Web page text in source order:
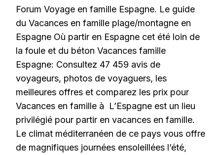
Forum Voyage en famille Espagne. Le guide
du Vacances en famille plage/montagne en
Espagne Où partir en Espagne cet été loin de
la foule et du béton Vacances famille
Espagne: Consultez 47 459 avis de
voyageurs, photos de voyaguers, les
meilleures offres et comparez les prix pour
Vacances en famille à L’Espagne est un lieu
privilégié pour partir en vacances en famille.
Le climat méditerranéen de ce pays vous offre
de magnifiques journées ensoleillées l’été,